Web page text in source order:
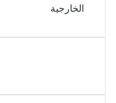
الخارجية